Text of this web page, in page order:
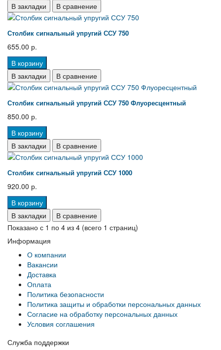
В закладки
В сравнение
Столбик сигнальный упругий ССУ 750
655.00 р.
В корзину
В закладки
В сравнение
Столбик сигнальный упругий ССУ 750 Флуоресцентный
850.00 р.
В корзину
В закладки
В сравнение
Столбик сигнальный упругий ССУ 1000
920.00 р.
В корзину
В закладки
В сравнение
Показано с 1 по 4 из 4 (всего 1 страниц)
Информация
О компании
Вакансии
Доставка
Оплата
Политика безопасности
Политика защиты и обработки персональных данных
Согласие на обработку персональных данных
Условия соглашения
Служба поддержки